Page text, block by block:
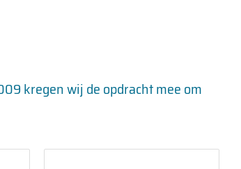
kregen wij de opdracht mee om